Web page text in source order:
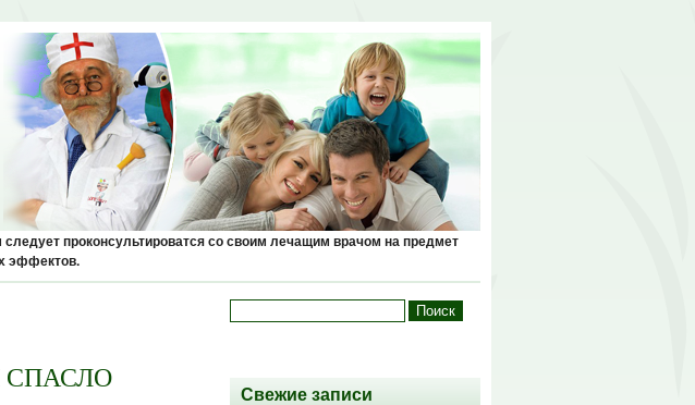
проконсультироватся со своим лечащим врачом на предмет
эффектов.
СПАСЛО
Свежие записи